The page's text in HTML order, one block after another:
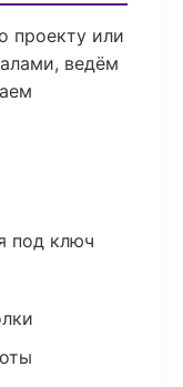
проекту или
ведём
под ключ